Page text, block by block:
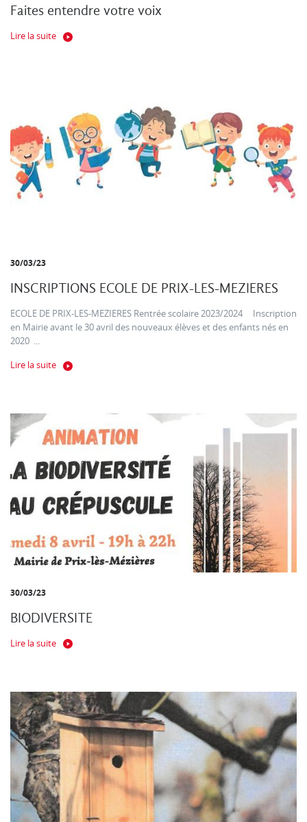
Faites entendre votre voix
Lire la suite
30/03/23
INSCRIPTIONS ECOLE DE PRIX-LES-MEZIERES
ECOLE DE PRIX-LES-MEZIERES Rentrée scolaire 2023/2024 Inscription
en Mairie avant le 30 avril des nouveaux élèves et des enfants nés en
2020 ...
Lire la suite
30/03/23
BIODIVERSITE
Lire la suite